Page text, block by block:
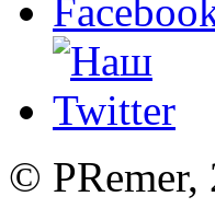
© PRemer,